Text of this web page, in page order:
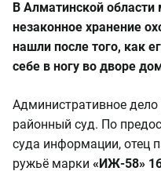
В Алматинской области
незаконное хранение
нашли после того, как
себе в ногу во дворе
Административное
районный суд. По
суда информации, отец
ружьё марки «ИЖ-58»